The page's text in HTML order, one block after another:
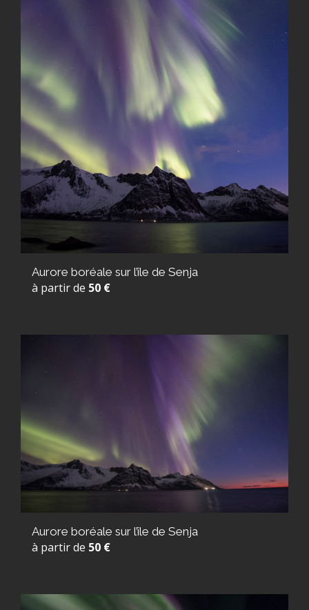
Aurore boréale sur l’île de Senja
à partir de 50 €
Aurore boréale sur l’île de Senja
à partir de 50 €